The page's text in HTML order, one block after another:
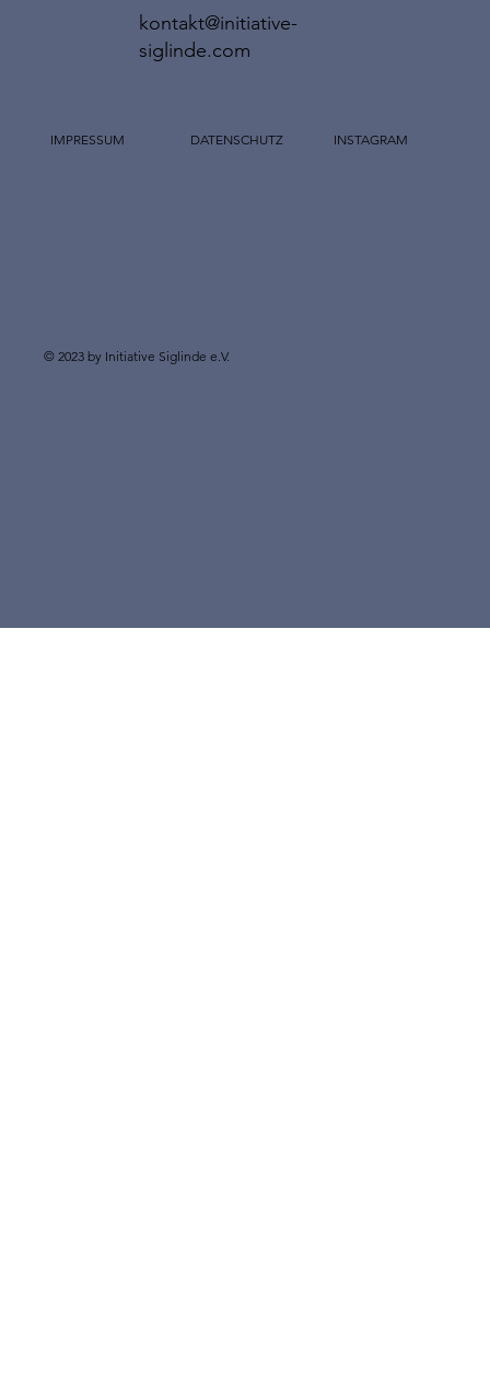
kontakt@initiative-
siglinde.com
DATENSCHUTZ
IMPRESSUM INSTAGRAM
© 2023 by Initiative Siglinde e.V.